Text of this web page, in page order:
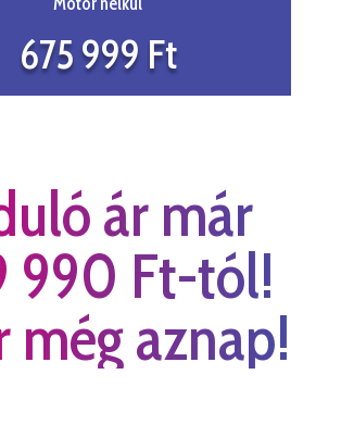
675 999 Ft
ár már
990 Ft-tól!
még aznap!